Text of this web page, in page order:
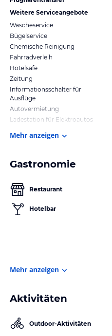
Weitere Serviceangebote
Wäscheservice
Bügelservice
Chemische Reinigung
Fahrradverleih
Hotelsafe
Zeitung
Informationsschalter für
Ausflüge
Autovermietung
Ladestation für Elektroautos
Mehr anzeigen
Gastronomie
Restaurant
Hotelbar
Mehr anzeigen
Aktivitäten
Outdoor-Aktivitäten